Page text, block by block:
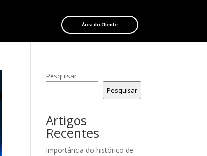
Área do Cliente
Pesquisar
Pesquisar
Artigos
Recentes
Importância do histórico de